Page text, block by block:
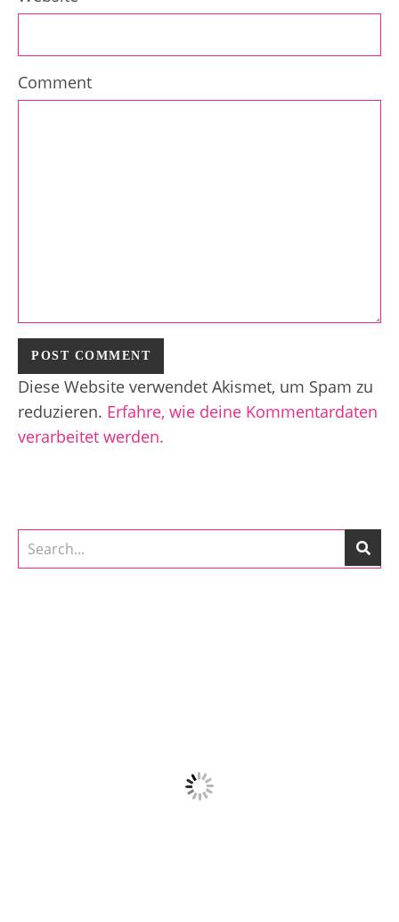
Comment
Diese Website verwendet Akismet, um Spam zu
reduzieren. Erfahre, wie deine Kommentardaten
verarbeitet werden.